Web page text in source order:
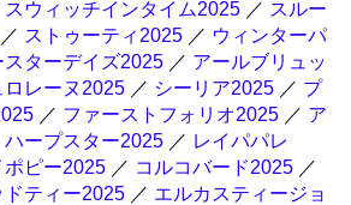
スウィッチインタイム2025 ／ スルー
／ ストゥーティ2025 ／ ウィンターパ
スターデイズ2025 ／ アールブリュッ
ロレーヌ2025 ／ シーリア2025 ／ プ
／ ファーストフォリオ2025 ／ ア
ハープスター2025 ／ レイパパレ
ポピー2025 ／ コルコバード2025 ／
ドティー2025 ／ エルカスティージョ